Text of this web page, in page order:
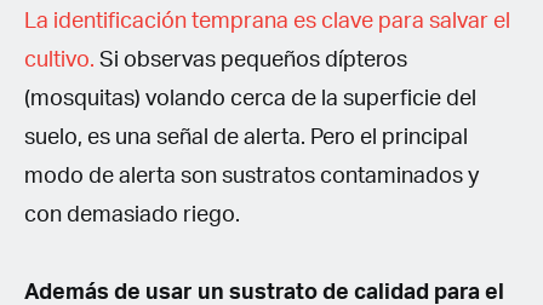
La identificación temprana es clave para salvar el
cultivo. Si observas pequeños dípteros
(mosquitas) volando cerca de la superficie del
suelo, es una señal de alerta. Pero el principal
modo de alerta son sustratos contaminados y
con demasiado riego.
Además de usar un sustrato de calidad para el